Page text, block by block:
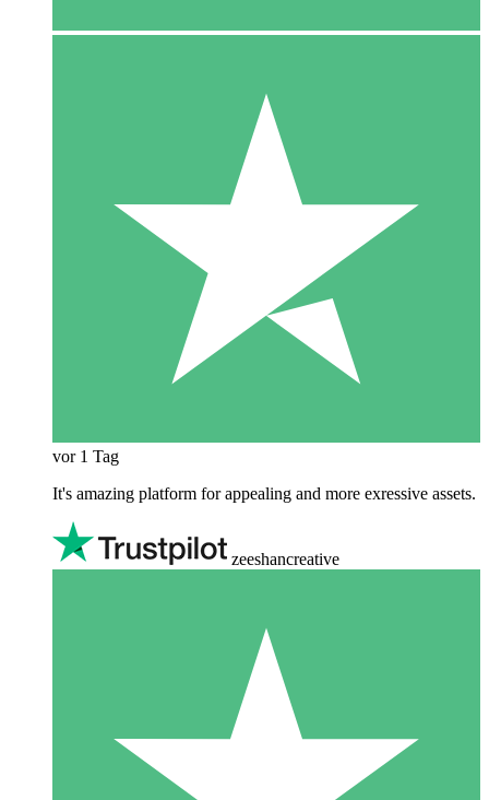
vor 1 Tag
It's amazing platform for appealing and more exressive assets.
zeeshancreative